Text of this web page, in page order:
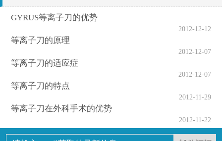
GYRUS等离子刀的优势
2012-12-12
等离子刀的原理
2012-12-07
等离子刀的适应症
2012-12-07
等离子刀的特点
2012-11-29
等离子刀在外科手术的优势
2012-11-22